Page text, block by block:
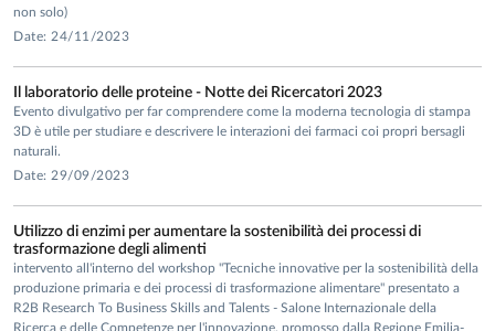
non solo)
Date: 24/11/2023
Il laboratorio delle proteine - Notte dei Ricercatori 2023
Evento divulgativo per far comprendere come la moderna tecnologia di stampa
3D è utile per studiare e descrivere le interazioni dei farmaci coi propri bersagli
naturali.
Date: 29/09/2023
Utilizzo di enzimi per aumentare la sostenibilità dei processi di
trasformazione degli alimenti
intervento all'interno del workshop "Tecniche innovative per la sostenibilità della
produzione primaria e dei processi di trasformazione alimentare" presentato a
R2B Research To Business Skills and Talents - Salone Internazionale della
Ricerca e delle Competenze per l'innovazione, promosso dalla Regione Emilia-